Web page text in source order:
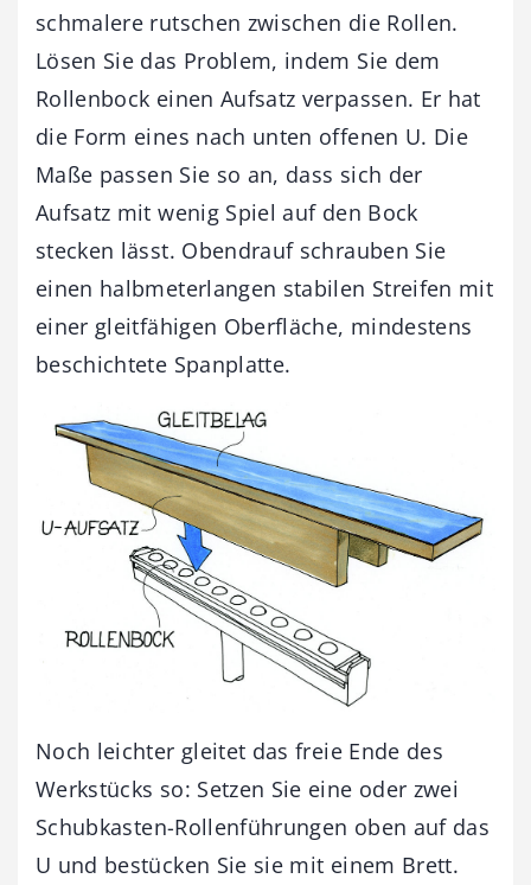
schmalere rutschen zwischen die Rollen.
Lösen Sie das Problem, indem Sie dem
Rollenbock einen Aufsatz verpassen. Er hat
die Form eines nach unten offenen U. Die
Maße passen Sie so an, dass sich der
Aufsatz mit wenig Spiel auf den Bock
stecken lässt. Obendrauf schrauben Sie
einen halbmeterlangen stabilen Streifen mit
einer gleitfähigen Oberfläche, mindestens
beschichtete Spanplatte.
Noch leichter gleitet das freie Ende des
Werkstücks so: Setzen Sie eine oder zwei
Schubkasten-Rollenführungen oben auf das
U und bestücken Sie sie mit einem Brett.